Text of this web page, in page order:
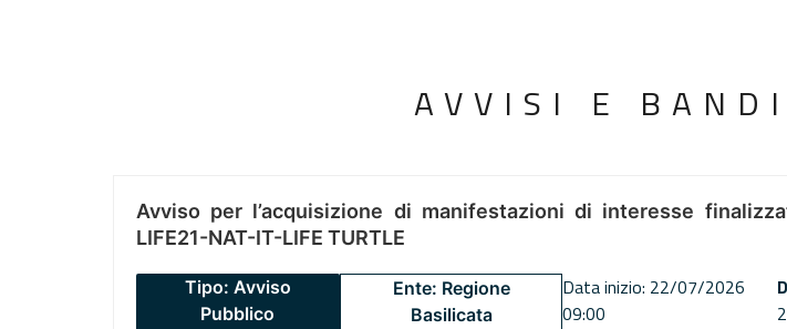
AVVISI E
Avviso per l’acquisizione di manifestazioni di interesse
LIFE21-NAT-IT-LIFE TURTLE
Tipo: Avviso
Pubblico
Ente: Regione
Basilicata
Data inizio: 22/07/2026
09:00